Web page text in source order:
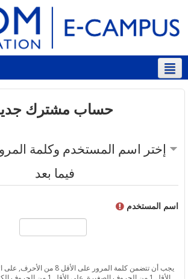
العربية ‎(ar)‎
حساب مشترك
إختر اسم المستخدم وكلمة
فيما بعد
اسم المستخدم